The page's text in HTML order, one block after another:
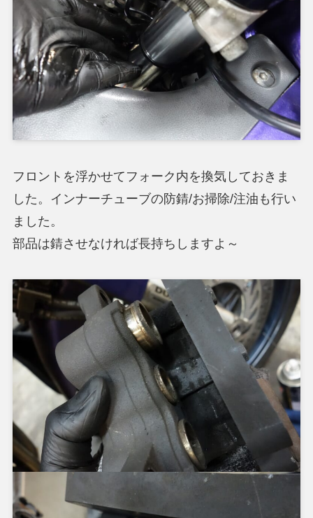
フロントを浮かせてフォーク内を換気しておきま
した。インナーチューブの防錆/お掃除/注油も行い
ました。
部品は錆させなければ長持ちしますよ～